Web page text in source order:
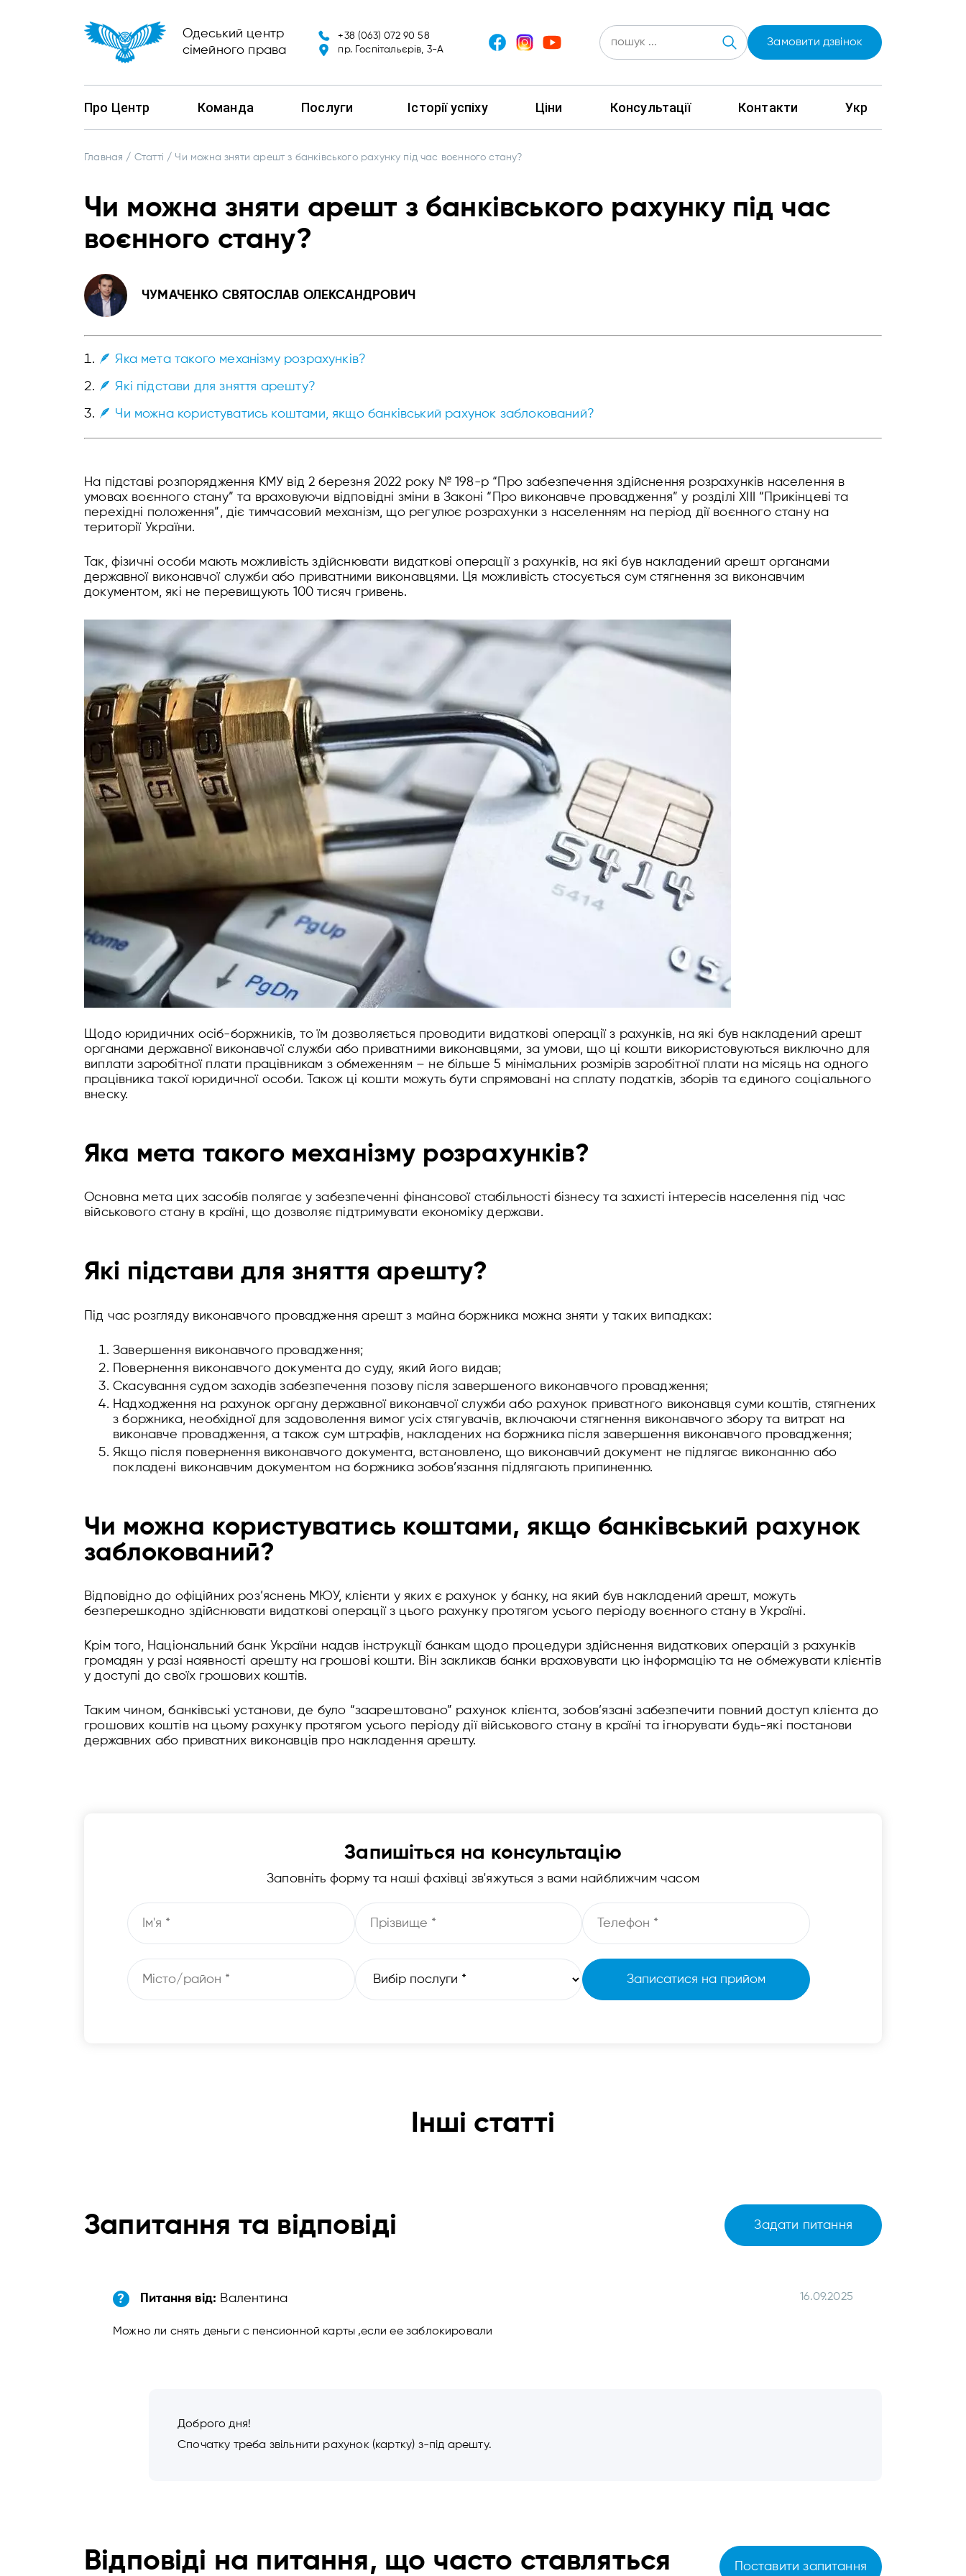
Одеський центр
сімейного права
+38 (063) 072 90 58
пр. Госпітальєрів, 3-А
Замовити дзвінок
Про Центр Команда Послуги Історії успіху Ціни Консультації Контакти Укр
Главная / Статті / Чи можна зняти арешт з банківського рахунку під час воєнного стану?
Чи можна зняти арешт з банківського рахунку під час
воєнного стану?
ЧУМАЧЕНКО СВЯТОСЛАВ ОЛЕКСАНДРОВИЧ
🪶 Яка мета такого механізму розрахунків?
🪶 Які підстави для зняття арешту?
🪶 Чи можна користуватись коштами, якщо банківський рахунок заблокований?
На підставі розпорядження КМУ від 2 березня 2022 року № 198-р “Про забезпечення здійснення розрахунків населення в
умовах воєнного стану” та враховуючи відповідні зміни в Законі “Про виконавче провадження” у розділі XIII “Прикінцеві та
перехідні положення”, діє тимчасовий механізм, що регулює розрахунки з населенням на період дії воєнного стану на
території України.
Так, фізичні особи мають можливість здійснювати видаткові операції з рахунків, на які був накладений арешт органами
державної виконавчої служби або приватними виконавцями. Ця можливість стосується сум стягнення за виконавчим
документом, які не перевищують 100 тисяч гривень.
Щодо юридичних осіб-боржників, то їм дозволяється проводити видаткові операції з рахунків, на які був накладений арешт
органами державної виконавчої служби або приватними виконавцями, за умови, що ці кошти використовуються виключно для
виплати заробітної плати працівникам з обмеженням – не більше 5 мінімальних розмірів заробітної плати на місяць на одного
працівника такої юридичної особи. Також ці кошти можуть бути спрямовані на сплату податків, зборів та єдиного соціального
внеску.
Яка мета такого механізму розрахунків?
Основна мета цих засобів полягає у забезпеченні фінансової стабільності бізнесу та захисті інтересів населення під час
військового стану в країні, що дозволяє підтримувати економіку держави.
Які підстави для зняття арешту?
Під час розгляду виконавчого провадження арешт з майна боржника можна зняти у таких випадках:
Завершення виконавчого провадження;
Повернення виконавчого документа до суду, який його видав;
Скасування судом заходів забезпечення позову після завершеного виконавчого провадження;
Надходження на рахунок органу державної виконавчої служби або рахунок приватного виконавця суми коштів, стягнених
з боржника, необхідної для задоволення вимог усіх стягувачів, включаючи стягнення виконавчого збору та витрат на
виконавче провадження, а також сум штрафів, накладених на боржника після завершення виконавчого провадження;
Якщо після повернення виконавчого документа, встановлено, що виконавчий документ не підлягає виконанню або
покладені виконавчим документом на боржника зобов’язання підлягають припиненню.
Чи можна користуватись коштами, якщо банківський рахунок
заблокований?
Відповідно до офіційних роз’яснень МЮУ, клієнти у яких є рахунок у банку, на який був накладений арешт, можуть
безперешкодно здійснювати видаткові операції з цього рахунку протягом усього періоду воєнного стану в Україні.
Крім того, Національний банк України надав інструкції банкам щодо процедури здійснення видаткових операцій з рахунків
громадян у разі наявності арешту на грошові кошти. Він закликав банки враховувати цю інформацію та не обмежувати клієнтів
у доступі до своїх грошових коштів.
Таким чином, банківські установи, де було “заарештовано” рахунок клієнта, зобов’язані забезпечити повний доступ клієнта до
грошових коштів на цьому рахунку протягом усього періоду дії військового стану в країні та ігнорувати будь-які постанови
державних або приватних виконавців про накладення арешту.
Запишіться на консультацію
Заповніть форму та наші фахівці зв'яжуться з вами найближчим часом
Інші статті
Задати питання
Запитання та відповіді
? Питання від: Валентина 16.09.2025
Можно ли снять деньги с пенсионной карты ,если ее заблокировали
Доброго дня!
Спочатку треба звільнити рахунок (картку) з-під арешту.
Відповіді на питання, що часто ставляться Поставити запитання